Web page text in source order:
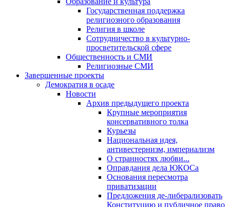
Государственная поддержка
религиозного образования
Религия в школе
Сотрудничество в культурно-
просветительской сфере
Общественность и СМИ
Религиозные СМИ
Завершенные проекты
Демократия в осаде
Новости
Архив предыдущего проекта
Крупные мероприятия
консервативного толка
Курьезы
Национальная идея,
антивестернизм, империализм
О странностях любви...
Оправдания дела ЮКОСа
Основания пересмотра
приватизации
Предложения де-либерализовать
Конституцию и публичное право